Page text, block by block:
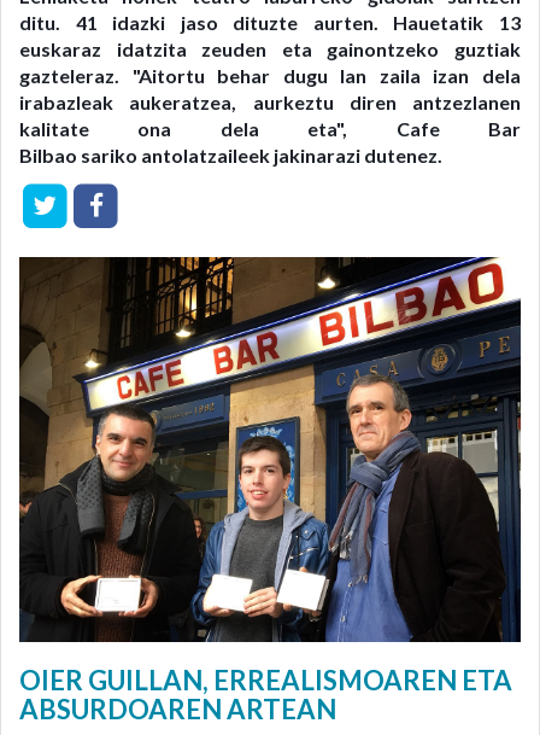
ditu. 41 idazki jaso dituzte aurten. Hauetatik 13
euskaraz idatzita zeuden eta gainontzeko guztiak
gazteleraz. "Aitortu behar dugu lan zaila izan dela
irabazleak aukeratzea, aurkeztu diren antzezlanen
kalitate ona dela eta", Cafe Bar
Bilbao sariko antolatzaileek jakinarazi dutenez.
OIER GUILLAN, ERREALISMOAREN ETA
ABSURDOAREN ARTEAN